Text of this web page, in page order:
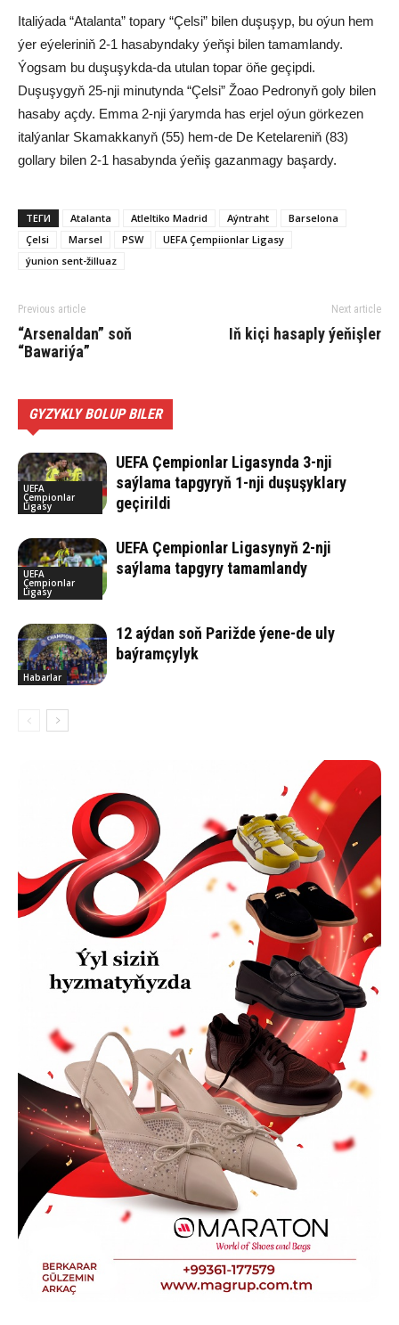
Italiýada “Atalanta” topary “Çelsi” bilen duşuşyp, bu oýun hem
ýer eýeleriniň 2-1 hasabyndaky ýeňşi bilen tamamlandy.
Ýogsam bu duşuşykda-da utulan topar öňe geçipdi.
Duşuşygyň 25-nji minutynda “Çelsi” Žoao Pedronyň goly bilen
hasaby açdy. Emma 2-nji ýarymda has erjel oýun görkezen
italýanlar Skamakkanyň (55) hem-de De Ketelareniň (83)
gollary bilen 2-1 hasabynda ýeňiş gazanmagy başardy.
ТЕГИ Atalanta Atleltiko Madrid Aýntraht
Barselona
Çelsi
Marsel PSW
UEFA Çempiionlar Ligasy
ýunion sent-žilluaz
Previous article
“Arsenaldan” soň
“Bawariýa”
Next article
Iň kiçi hasaply ýeňişler
GYZYKLY BOLUP BILER
UEFA
Çempionlar
Ligasy
UEFA Çempionlar Ligasynda 3-nji
saýlama tapgyryň 1-nji duşuşyklary
geçirildi
UEFA
Çempionlar
Ligasy
UEFA Çempionlar Ligasynyň 2-nji
saýlama tapgyry tamamlandy
Habarlar
12 aýdan soň Parižde ýene-de uly
baýramçylyk